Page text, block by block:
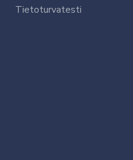
Tietoturvatesti